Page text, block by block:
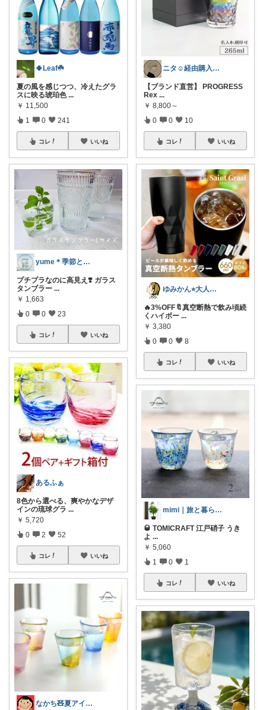
🍀Leaf☘️
夏の風を感じつつ、冷えたグラ
スに映る琥珀色 ...
￥ 11,500
1 0 241
コレ いいね
yume＊季節と暮らしを愉しむ
プチプラなのに高見え❣️ ガラス
タンブラー ...
￥ 1,663
0 0 23
コレ いいね
あるふぁ
8色から選べる、爽やかなデザ
インの琉球グラ ...
￥ 5,720
0 2 52
コレ いいね
なかち🧸夏アイテム＆便利グッズ✨
ニタ☺️経由購入ありがとうございます‼️
【ブランド直営】 PROGRESS
Rex ...
￥ 8,800～
0 0 10
コレ いいね
ゆみかん⭐︎大人の暮らし研究室
🔥3%OFF🔖真空断熱で飲み頃続
くハイボー ...
￥ 3,380
0 0 8
コレ いいね
mimi｜旅と暮らし ✈️🌿
🥃 TOMICRAFT 江戸硝子 うき
よ ...
￥ 5,060
1 0 1
コレ いいね